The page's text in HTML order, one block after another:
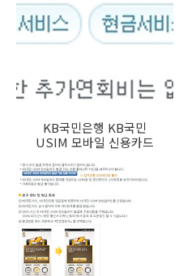
KB국민은행 KB국민
USIM 모바일 신용카드